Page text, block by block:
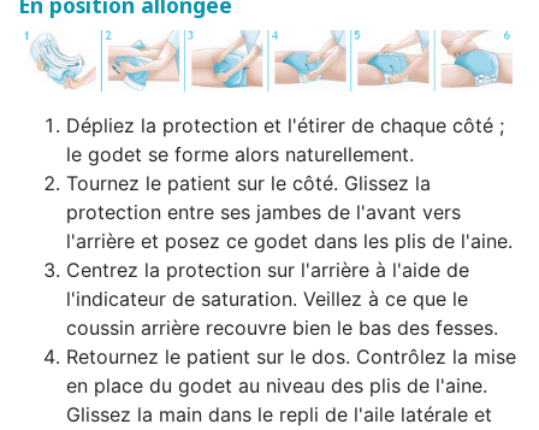
Dépliez la protection et l'étirer de chaque côté ;
le godet se forme alors naturellement.
Tournez le patient sur le côté. Glissez la
protection entre ses jambes de l'avant vers
l'arrière et posez ce godet dans les plis de l'aine.
Centrez la protection sur l'arrière à l'aide de
l'indicateur de saturation. Veillez à ce que le
coussin arrière recouvre bien le bas des fesses.
Retournez le patient sur le dos. Contrôlez la mise
en place du godet au niveau des plis de l'aine.
Glissez la main dans le repli de l'aile latérale et